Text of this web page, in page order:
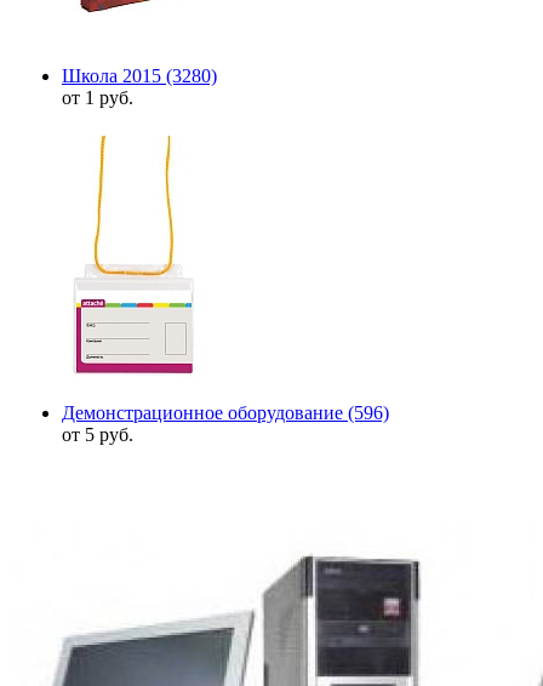
Школа 2015 (3280)
от 1 руб.
Демонстрационное оборудование (596)
от 5 руб.